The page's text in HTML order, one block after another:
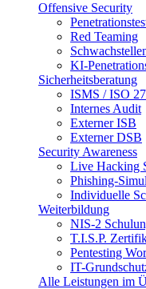
Offensive Security
Red Teaming
KI-
Sicherheitsberatung
ISMS / ISO
Internes Audit
Externer ISB
Externer DSB
Security Awareness
Live Hacking
Phishing-
Individuelle
Weiterbildung
NIS-2
T.I.S.P.
Pentesting
IT-
Alle Leistungen im